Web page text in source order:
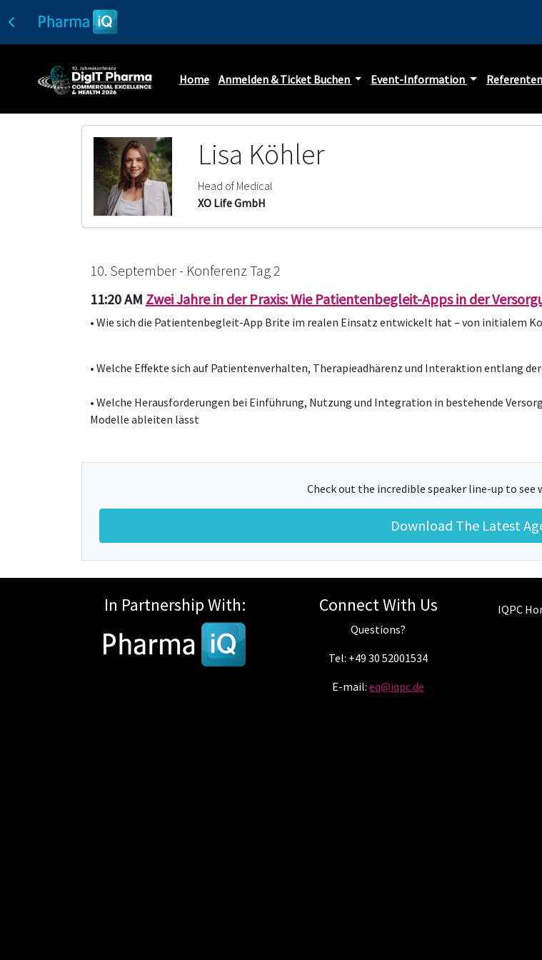
Home Anmelden & Ticket Buchen Event-Information
Lisa Köhler
Head of Medical
XO Life GmbH
10. September - Konferenz Tag 2
11:20 AM Zwei Jahre in der Praxis: Wie Patientenbegleit-Apps in der
• Wie sich die Patientenbegleit-App Brite im realen Einsatz entwickelt hat – von initialem
• Welche Effekte sich auf Patientenverhalten, Therapieadhärenz und Interaktion entlang
• Welche Herausforderungen bei Einführung, Nutzung und Integration in bestehende
Modelle ableiten lässt
Check out the incredible speaker line-up to see
Download The Latest
In Partnership With: Connect With Us
Questions?
Tel: +49 30 52001534
E-mail: eq@iqpc.de
IQPC